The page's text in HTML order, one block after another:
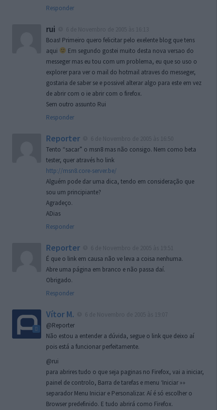
Responder
rui
Boas! Primeiro quero felicitar pelo exelente blog que tens
aqui
Em segundo gostei muito desta nova versao do
messeger mas eu tou com um problema, eu que so uso o
explorer para ver o mail do hotmail atraves do messeger,
gostaria de saber se e possivel alterar algo para este em vez
de abrir com o ie abrir com o firefox.
Sem outro assunto Rui
Responder
Reporter
Tento “sacar” o msn8 mas não consigo. Nem como beta
tester, quer através ho link
http://msn8.core-server.be/
Alguém pode dar uma dica, tendo em consideração que
sou um principiante?
Agradeço.
ADias
Responder
Reporter
É que o link em causa não ve leva a coisa nenhuma.
Abre uma página em branco e não passa daí.
Obrigado.
Responder
Vítor M.
@Reporter
Não estou a entender a dúvida, segue o link que deixo aí
pois está a funcionar perfeitamente.
@rui
para abrires tudo o que seja paginas no Firefox, vai a iniciar,
painel de controlo, Barra de tarefas e menu ‘Iniciar »»
separador Menu Iniciar e Personalizar. Aí é só escolher o
Browser predefinido. E tudo abrirá como Firefox.